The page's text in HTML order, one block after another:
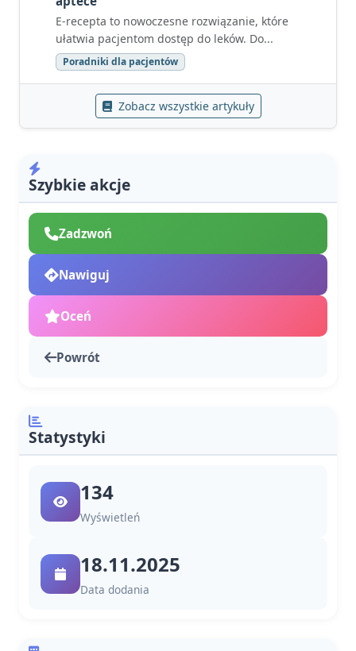
E-recepta to nowoczesne rozwiązanie, które
ułatwia pacjentom dostęp do leków. Do...
Poradniki dla pacjentów
Zobacz wszystkie artykuły
Szybkie akcje
Zadzwoń
Nawiguj
Oceń
Powrót
Statystyki
134
Wyświetleń
18.11.2025
Data dodania